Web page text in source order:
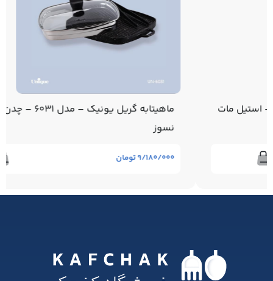
ماهیتابه گریل یونیک – مدل 6031 – چدن با روکش